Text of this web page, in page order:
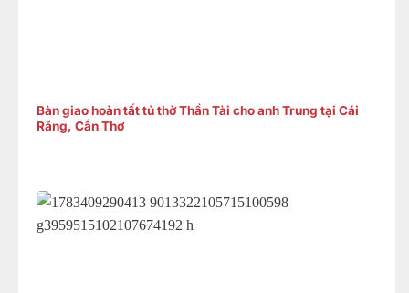
Bàn giao hoàn tất tủ thờ Thần Tài cho anh Trung tại Cái
Răng, Cần Thơ